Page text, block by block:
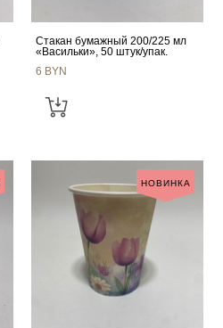
Стакан бумажный 200/225 мл
«Васильки», 50 штук/упак.
6 BYN
НОВИНКА